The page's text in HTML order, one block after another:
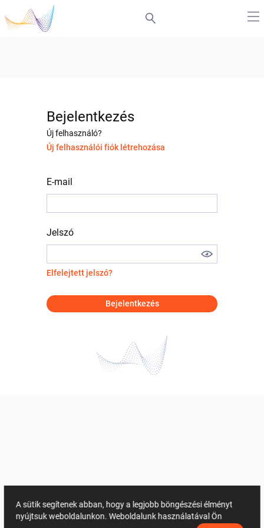
Bejelentkezés
Új felhasználó?
Új felhasználói fiók létrehozása
E-mail
Jelszó
Elfelejtett jelszó?
Bejelentkezés
A sütik segítenek abban, hogy a legjobb böngészési élményt
nyújtsuk weboldalunkon. Weboldalunk használatával Ön